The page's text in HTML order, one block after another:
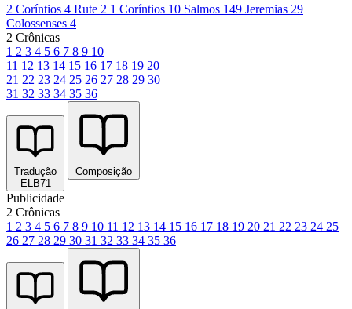
2 Coríntios 4 Rute 2 1 Coríntios 10 Salmos 149 Jeremias 29
Colossenses 4
2 Crônicas
1 2 3 4 5 6 7 8 9 10
11 12 13 14 15 16 17 18 19 20
21 22 23 24 25 26 27 28 29 30
31 32 33 34 35 36
Tradução
ELB71
Composição
Publicidade
2 Crônicas
1 2 3 4 5 6 7 8 9 10 11 12 13 14 15 16 17 18 19 20 21 22 23 24 25
26 27 28 29 30 31 32 33 34 35 36